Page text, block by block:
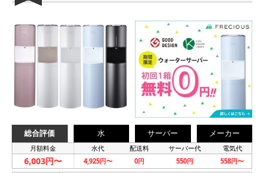
総合評価 水 サーバー メーカー
月額料金 水代 配送料 サーバー代 電気代
6,003円〜 4,925円〜 0円 550円 558円〜